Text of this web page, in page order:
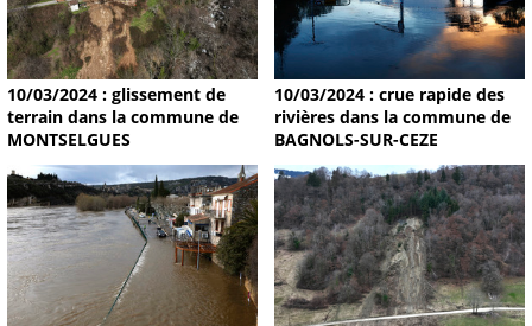
10/03/2024 : glissement de
terrain dans la commune de
MONTSELGUES
10/03/2024 : crue rapide des
rivières dans la commune de
BAGNOLS-SUR-CEZE